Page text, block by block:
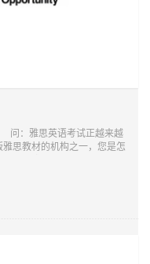
：雅思英语考试正越来越
思教材的机构之一，您是怎